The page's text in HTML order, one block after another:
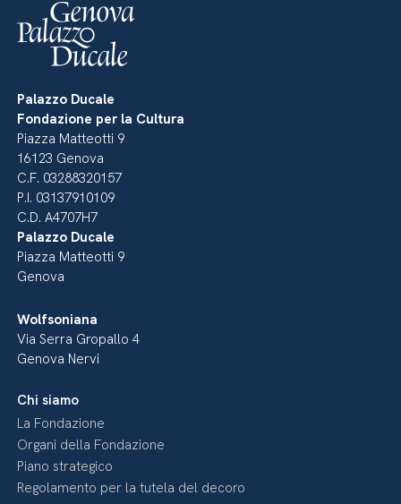
Palazzo Ducale
Fondazione per la Cultura
Piazza Matteotti 9
16123 Genova
C.F. 03288320157
P.I. 03137910109
C.D. A4707H7
Palazzo Ducale
Piazza Matteotti 9
Genova
Wolfsoniana
Via Serra Gropallo 4
Genova Nervi
Chi siamo
La Fondazione
Organi della Fondazione
Piano strategico
Regolamento per la tutela del decoro